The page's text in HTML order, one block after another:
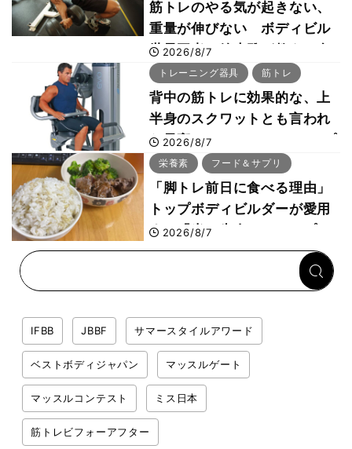
筋トレのやる気が起きない、
重量が伸びない ボディビル
世界王者・鈴木雅が教える食
事・睡眠・呼吸の整え方
2026/8/7
トレーニング器具 筋トレ
背中の筋トレに効果的な、上
半身のスクワットとも言われ
た最高マシン“ノーチラス・プ
ルオーバーマシン”とは？
2026/8/7
栄養素 フード＆サプリ
「脚トレ前日に食べる理由」
トップボディビルダーが愛用
する「米＋牛肉」のシンプル
回復メシとは？
2026/8/7
IFBB JBBF サマースタイルアワード
ベストボディジャパン マッスルゲート
マッスルコンテスト ミス日本
筋トレビフォーアフター